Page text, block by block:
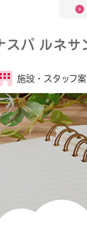
スパ ルネサ
施設・ スタッフ